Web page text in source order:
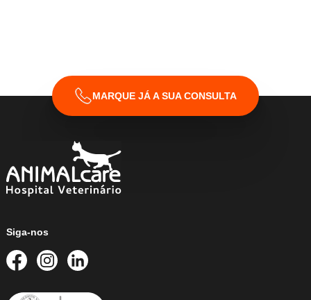
MARQUE JÁ A SUA CONSULTA
Siga-nos